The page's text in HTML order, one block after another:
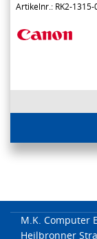
Artikelnr.: RK2-1315-
M.K. Computer
Heilbronner